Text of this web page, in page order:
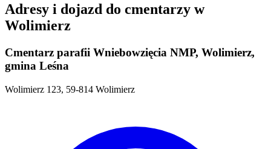
Adresy i dojazd do cmentarzy w
Wolimierz
Cmentarz parafii Wniebowzięcia NMP, Wolimierz,
gmina Leśna
Wolimierz 123, 59-814 Wolimierz